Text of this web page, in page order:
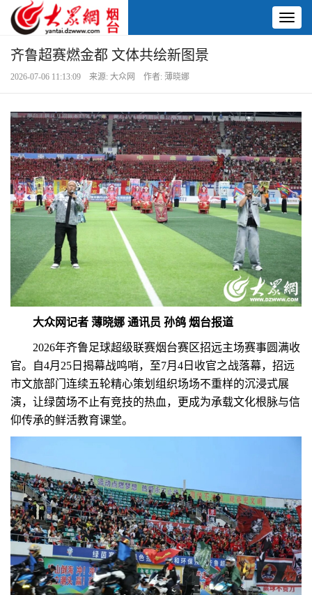
齐鲁超赛燃金都 文体共绘新图景
2026-07-06 11:13:09 来源: 大众网 作者: 薄晓娜
大众网记者 薄晓娜 通讯员 孙鸽 烟台报道
2026年齐鲁足球超级联赛烟台赛区招远主场赛事圆满收
官。自4月25日揭幕战鸣哨，至7月4日收官之战落幕，招远
市文旅部门连续五轮精心策划组织场场不重样的沉浸式展
演，让绿茵场不止有竞技的热血，更成为承载文化根脉与信
仰传承的鲜活教育课堂。